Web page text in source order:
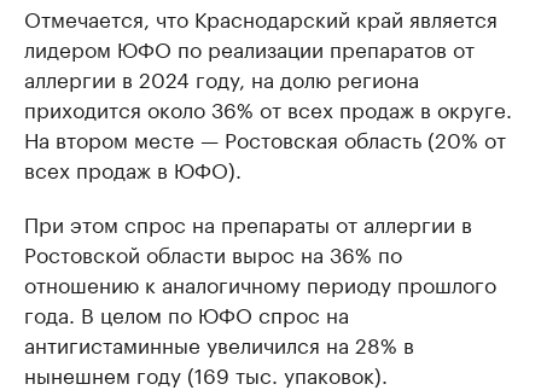
Отмечается, что Краснодарский край является
лидером ЮФО по реализации препаратов от
аллергии в 2024 году, на долю региона
приходится около 36% от всех продаж в округе.
На втором месте — Ростовская область (20% от
всех продаж в ЮФО).
При этом спрос на препараты от аллергии в
Ростовской области вырос на 36% по
отношению к аналогичному периоду прошлого
года. В целом по ЮФО спрос на
антигистаминные увеличился на 28% в
нынешнем году (169 тыс. упаковок).